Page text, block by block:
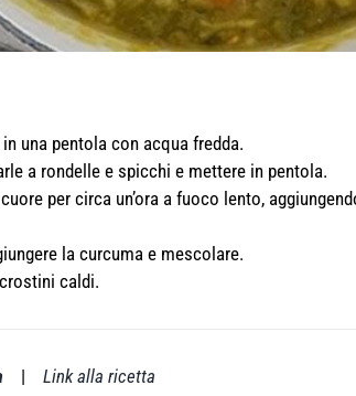
una pentola con acqua fredda.
a rondelle e spicchi e mettere in pentola.
per circa un’ora a fuoco lento,
la curcuma e mescolare.
caldi.
| Link alla ricetta